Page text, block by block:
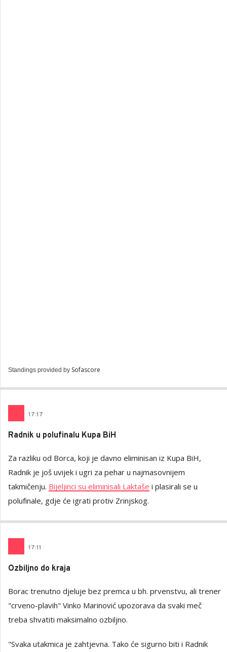
Standings provided by Sofascore
17:17
Radnik u polufinalu Kupa BiH
Za razliku od Borca, koji je davno eliminisan iz Kupa BiH,
Radnik je još uvijek i ugri za pehar u najmasovnijem
takmičenju. Bijeljinci su eliminisali Laktaše i plasirali se u
polufinale, gdje će igrati protiv Zrinjskog.
17:11
Ozbiljno do kraja
Borac trenutno djeluje bez premca u bh. prvenstvu, ali trener
"crveno-plavih" Vinko Marinović upozorava da svaki meč
treba shvatiti maksimalno ozbiljno.
"Svaka utakmica je zahtjevna. Tako će sigurno biti i Radnik